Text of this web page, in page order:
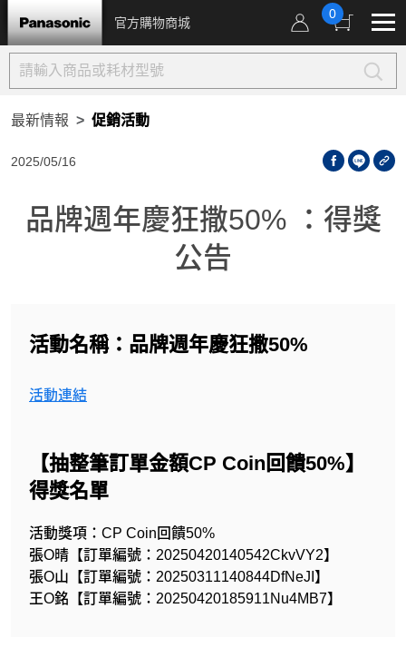
官方購物商城
0
最新情報 促銷活動
2025/05/16
品牌週年慶狂撒50% ：得獎
公告
活動名稱：品牌週年慶狂撒50%
活動連結
【抽整筆訂單金額CP Coin回饋50%】
得獎名單
活動獎項：CP Coin回饋50%
張O晴【訂單編號：20250420140542CkvVY2】
張O山【訂單編號：20250311140844DfNeJI】
王O銘【訂單編號：20250420185911Nu4MB7】